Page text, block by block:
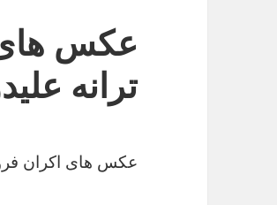
عکس های
ترانه
عکس های اکران